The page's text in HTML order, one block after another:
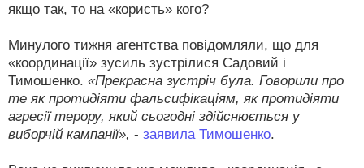
якщо так, то на «користь» кого?
Минулого тижня агентства повідомляли, що для
«координації» зусиль зустрілися Садовий і
Тимошенко. «Прекрасна зустріч була. Говорили про
те як протидіяти фальсифікаціям, як протидіяти
агресії терору, який сьогодні здійснюється у
виборчій кампанії», - заявила Тимошенко.